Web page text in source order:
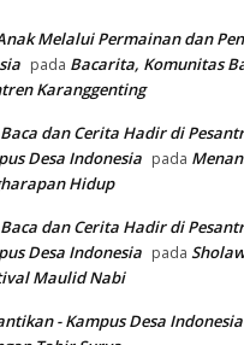
Melalui Permainan dan
pada Bacarita, Komunitas
Karanggenting
dan Cerita Hadir di
Desa Indonesia pada
Hidup
dan Cerita Hadir di
Desa Indonesia pada
Maulid Nabi
- Kampus Desa Indonesia